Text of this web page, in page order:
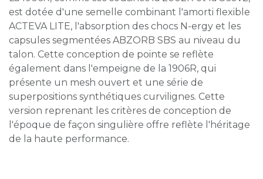
est dotée d'une semelle combinant l'amorti flexible
ACTEVA LITE, l'absorption des chocs N-ergy et les
capsules segmentées ABZORB SBS au niveau du
talon. Cette conception de pointe se reflète
également dans l'empeigne de la 1906R, qui
présente un mesh ouvert et une série de
superpositions synthétiques curvilignes. Cette
version reprenant les critères de conception de
l'époque de façon singulière offre reflète l'héritage
de la haute performance.